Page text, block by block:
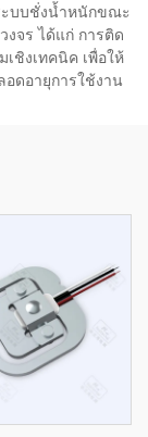
ะบบชั่งน้ำหนักขณะ
จร ได้แก่ การติด
ชิงเทคนิค เพื่อให้
ดอายุการใช้งาน